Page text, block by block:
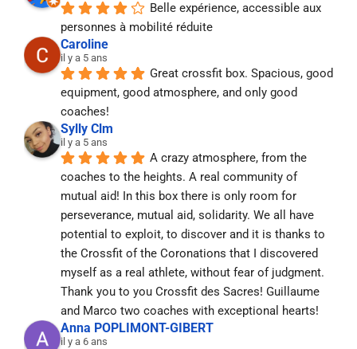
Belle expérience, accessible aux
personnes à mobilité réduite
Caroline
il y a 5 ans
Great crossfit box. Spacious, good
equipment, good atmosphere, and only good
coaches!
Sylly Clm
il y a 5 ans
A crazy atmosphere, from the
coaches to the heights. A real community of
mutual aid! In this box there is only room for
perseverance, mutual aid, solidarity. We all have
potential to exploit, to discover and it is thanks to
the Crossfit of the Coronations that I discovered
myself as a real athlete, without fear of judgment.
Thank you to you Crossfit des Sacres! Guillaume
and Marco two coaches with exceptional hearts!
Anna POPLIMONT-GIBERT
il y a 6 ans